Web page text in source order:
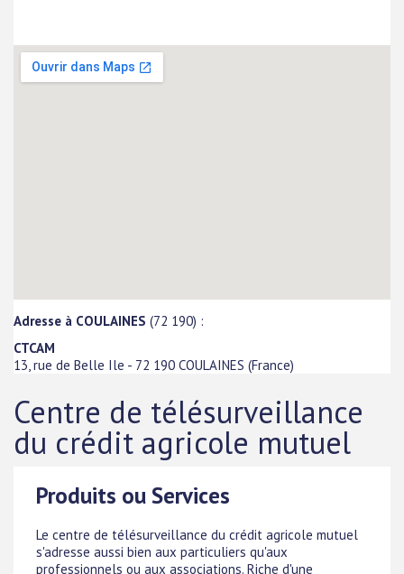
Adresse à COULAINES (72 190) :
CTCAM
13, rue de Belle Ile - 72 190 COULAINES (France)
Centre de télésurveillance
du crédit agricole mutuel
Produits ou Services
Le centre de télésurveillance du crédit agricole mutuel
s'adresse aussi bien aux particuliers qu'aux
professionnels ou aux associations. Riche d'une